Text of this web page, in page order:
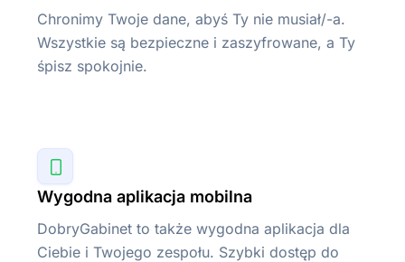
Chronimy Twoje dane, abyś Ty nie musiał/-a.
Wszystkie są bezpieczne i zaszyfrowane, a Ty
śpisz spokojnie.
Wygodna aplikacja mobilna
DobryGabinet to także wygodna aplikacja dla
Ciebie i Twojego zespołu. Szybki dostęp do